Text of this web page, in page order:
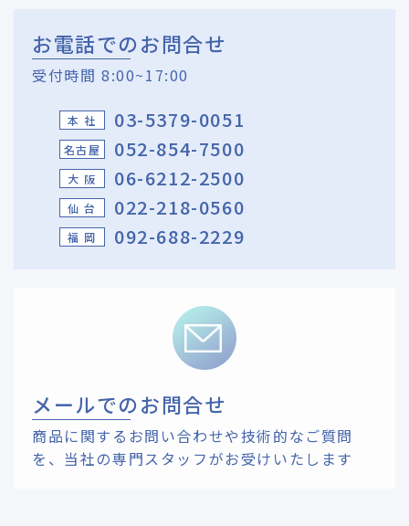
お電話でのお問合せ
受付時間 8:00~17:00
本 社 03-5379-0051
名古屋 052-854-7500
大 阪 06-6212-2500
仙 台 022-218-0560
福 岡 092-688-2229
メールでのお問合せ
商品に関するお問い合わせや技術的なご質問
を、 当社の専門スタッフがお受けいたします